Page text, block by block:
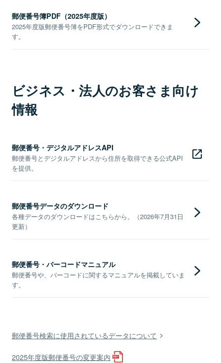
郵便番号簿PDF（2025年度版）
2025年度版郵便番号簿をPDF形式でダウンロードできま
す。
ビジネス・法人のお客さま向け
情報
郵便番号・デジタルアドレスAPI
郵便番号とデジタルアドレスから住所を取得できる公式API
を提供。
郵便番号データのダウンロード
各種データのダウンロードはこちらから。（2026年7月31日
更新）
郵便番号・バーコードマニュアル
郵便番号や、バーコードに関するマニュアルを掲載していま
す。
郵便番号検索に使用されているデータについて
2025年度版郵便番号の変更案内